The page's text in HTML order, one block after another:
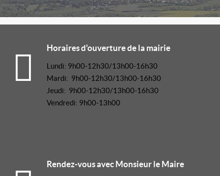
Horaires d'ouverture de la mairie
Lundi: 9h00-12h30/13h00-16h30
Mardi: 9h00-12h30/13h00-16h30
Jeudi: 9h00-12h30/13h00-16h30
Vendredi: 9h00-13h00
Rendez-vous avec Monsieur le Maire